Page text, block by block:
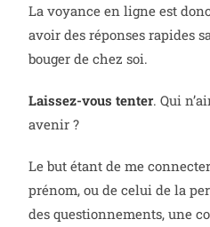
La voyance en ligne est
avoir des réponses rapides
bouger de chez soi.
Laissez-vous tenter. Qui
avenir ?
Le but étant de me
prénom, ou de celui de la
des questionnements, une